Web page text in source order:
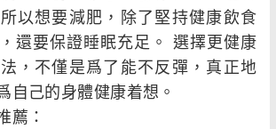
以想要減肥，除了堅持健康飲食
還要保證睡眠充足。 選擇更健康
，不僅是爲了能不反彈，真正地
自己的身體健康着想。
薦：